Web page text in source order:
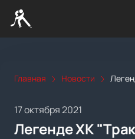
Главная Новости
17 октября 2021
Легенде ХК